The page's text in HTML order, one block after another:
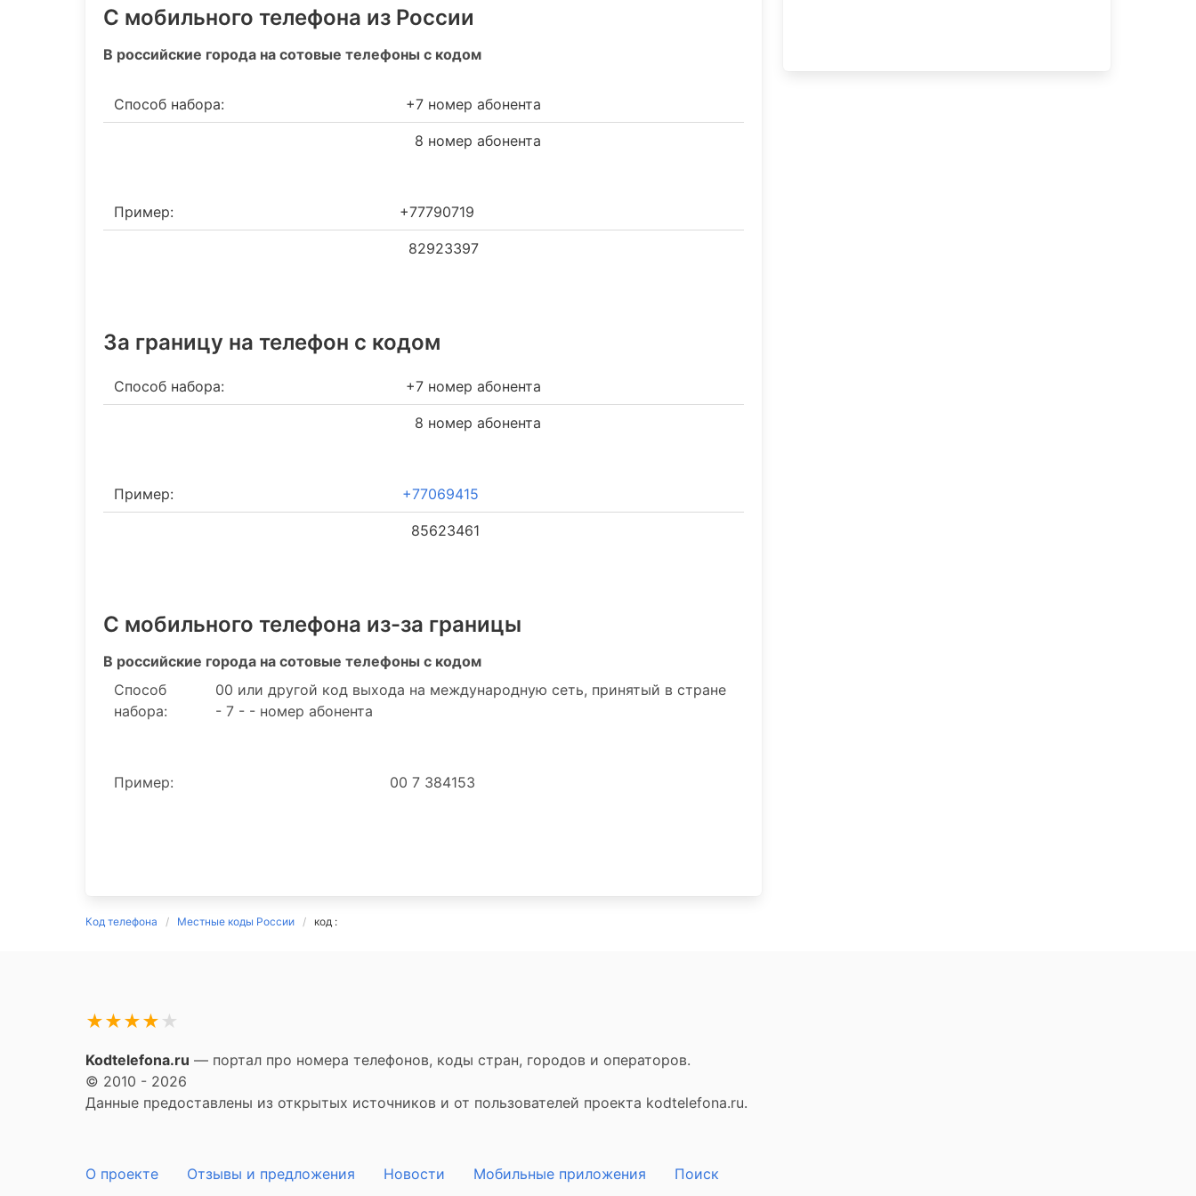
С мобильного телефона из России
В российские города на сотовые телефоны с кодом
Способ набора: +7 номер абонента
8 номер абонента
Пример: +77790719
82923397
За границу на телефон c кодом
Способ набора: +7 номер абонента
8 номер абонента
Пример: +77069415
85623461
С мобильного телефона из-за границы
В российские города на сотовые телефоны с кодом
Способ
набора:
00 или другой код выхода на международную сеть, принятый в стране
- 7 - - номер абонента
Пример: 00 7 384153
Код телефона Местные коды России код :
★
★
★
★
★
Kodtelefona.ru — портал про номера телефонов, коды стран, городов и операторов.
© 2010 - 2026
Данные предоставлены из открытых источников и от пользователей проекта kodtelefona.ru.
О проекте Отзывы и предложения Новости Мобильные приложения Поиск